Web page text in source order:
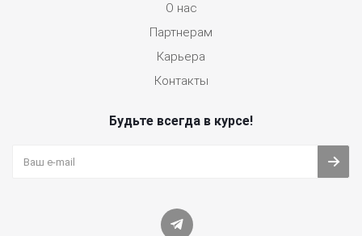
О нас
Партнерам
Карьера
Контакты
Будьте всегда в курсе!